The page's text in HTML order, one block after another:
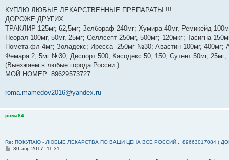
о
щ
е
и
е
КУПЛЮ ЛЮБЫЕ ЛЕКАРСТВЕННЫЕ ПРЕПАРАТЫ !!!
ДОРОЖЕ ДРУГИХ…..
ТРАКЛИР 125мг, 62,5мг; Зелбораф 240мг; Хумира 40мг, Ремикейд
Неорал 100мг, 50мг, 25мг; Селлсепт 250мг, 500мг; 120мкг; Тасигна
Помета фл 4мг; Золадекс; Иресса -250мг №30; Авастин 100мг, 400мг;
Фемара 2, 5мг №30, Диспорт 500, Касодекс 50, 150, Сутент 50мг,
(Выезжаем в любые города России.)
МОЙ НОМЕР: ‪89629573727‬
roma.mamedov2016@yandex.ru
рома84
Re: ПОКУПАЮ - ЛЮБЫЕ ЛЕКАРСТВА ПО ВАШИ ЦЕНА ВСЕ РОССИЙ... 89663017084 (
С30 апр 2017, 11:31